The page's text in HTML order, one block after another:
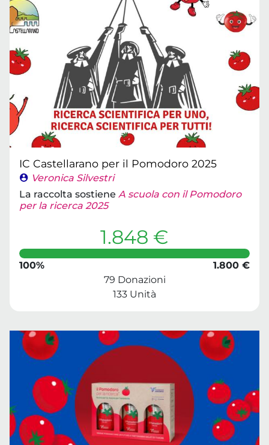
IC Castellarano per il Pomodoro 2025
Veronica Silvestri
La raccolta sostiene A scuola con il Pomodoro
per la ricerca 2025
1.848 €
100%
1.800 €
79 Donazioni
133 Unità